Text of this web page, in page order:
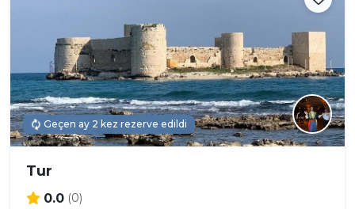
Geçen ay 2 kez rezerve edildi
Tur
0.0 (0)